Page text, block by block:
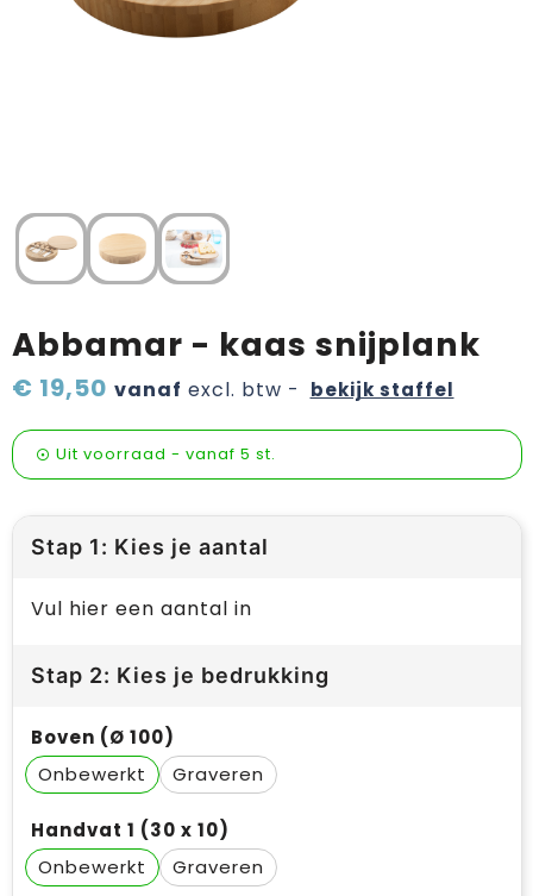
Verzorging & welness
Wijn, bier en proeverij
Zomerpakketten
Abbamar - kaas snijplank
€ 19,50 vanaf excl. btw - bekijk staffel
Uit voorraad - vanaf 5 st.
Stap 1: Kies je aantal
Vul hier een aantal in
Stap 2: Kies je bedrukking
Boven (Ø 100)
Onbewerkt
Graveren
Handvat 1 (30 x 10)
Onbewerkt
Graveren